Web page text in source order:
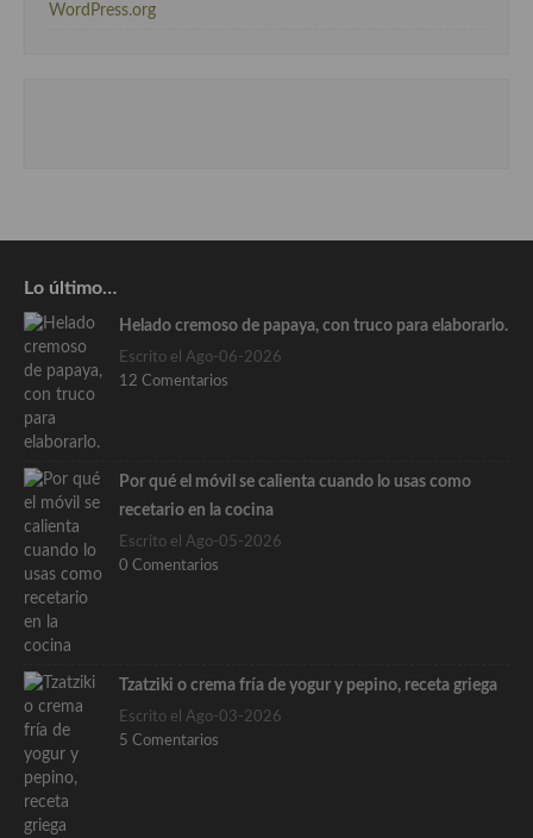
WordPress.org
Lo último…
Helado cremoso de papaya, con truco para elaborarlo.
Escrito el Ago-06-2026
12 Comentarios
Por qué el móvil se calienta cuando lo usas como
recetario en la cocina
Escrito el Ago-05-2026
0 Comentarios
Tzatziki o crema fría de yogur y pepino, receta griega
Escrito el Ago-03-2026
5 Comentarios